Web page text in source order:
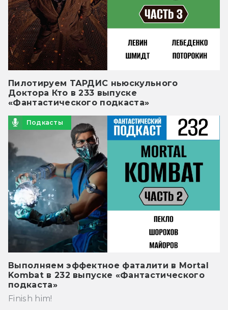
Пилотируем ТАРДИС ньюскульного
Доктора Кто в 233 выпуске
«Фантастического подкаста»
Подкасты
Выполняем эффектное фаталити в Mortal
Kombat в 232 выпуске «Фантастического
подкаста»
Finish him!